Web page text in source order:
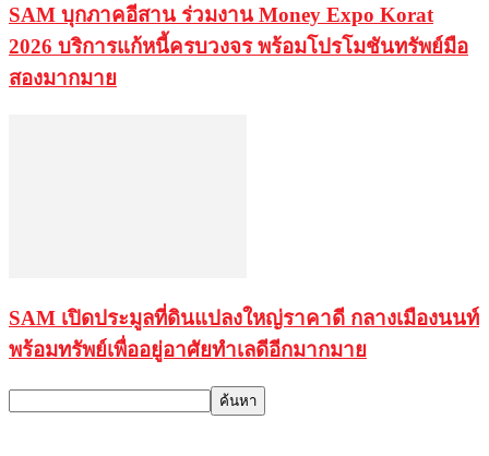
SAM บุกภาคอีสาน ร่วมงาน Money Expo Korat
2026 บริการแก้หนี้ครบวงจร พร้อมโปรโมชันทรัพย์มือ
สองมากมาย
SAM เปิดประมูลที่ดินแปลงใหญ่ราคาดี กลางเมืองนนท์
พร้อมทรัพย์เพื่ออยู่อาศัยทำเลดีอีกมากมาย